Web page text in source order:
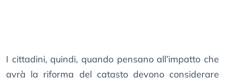
I cittadini, quindi, quando pensano all’impatto che
avrà la riforma del catasto devono considerare